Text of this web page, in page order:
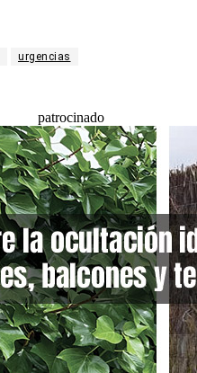
urgencias
patrocinado